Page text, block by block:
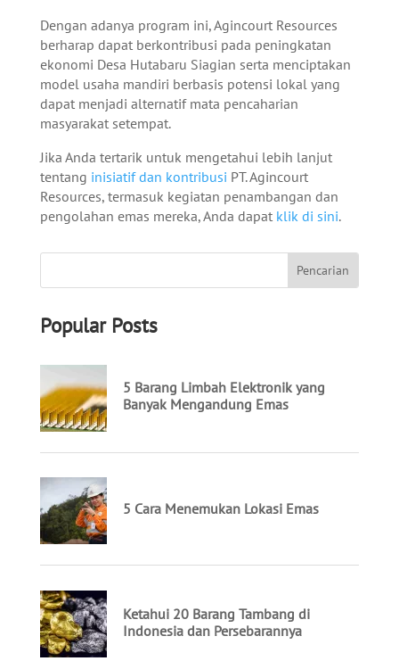
Dengan adanya program ini, Agincourt Resources
berharap dapat berkontribusi pada peningkatan
ekonomi Desa Hutabaru Siagian serta menciptakan
model usaha mandiri berbasis potensi lokal yang
dapat menjadi alternatif mata pencaharian
masyarakat setempat.
Jika Anda tertarik untuk mengetahui lebih lanjut
tentang inisiatif dan kontribusi PT. Agincourt
Resources, termasuk kegiatan penambangan dan
pengolahan emas mereka, Anda dapat klik di sini.
Popular Posts